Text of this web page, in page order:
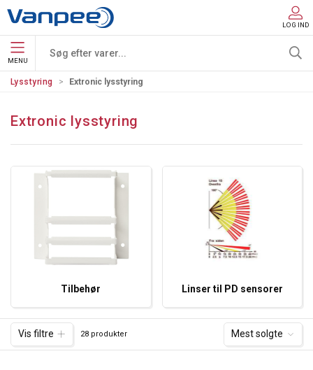
LOG IND
MENU
Lysstyring Extronic lysstyring
Extronic lysstyring
Tilbehør Linser til PD sensorer
Vis filtre 28 produkter Mest solgte